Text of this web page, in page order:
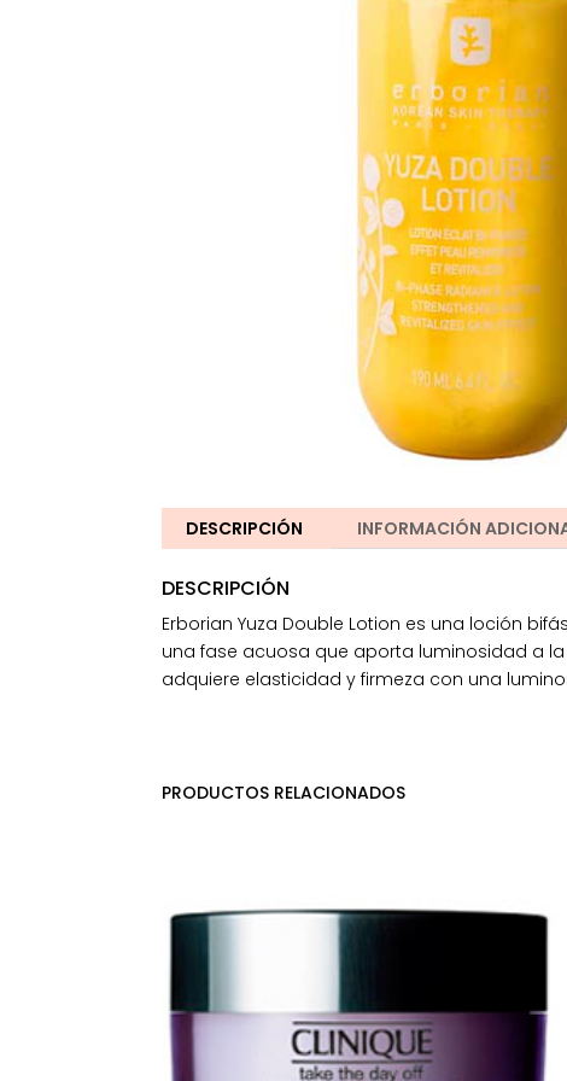
DESCRIPCIÓN INFORMACIÓN
DESCRIPCIÓN
Erborian Yuza Double Lotion es una loción
una fase acuosa que aporta luminosidad a
adquiere elasticidad y firmeza con una
PRODUCTOS RELACIONADOS